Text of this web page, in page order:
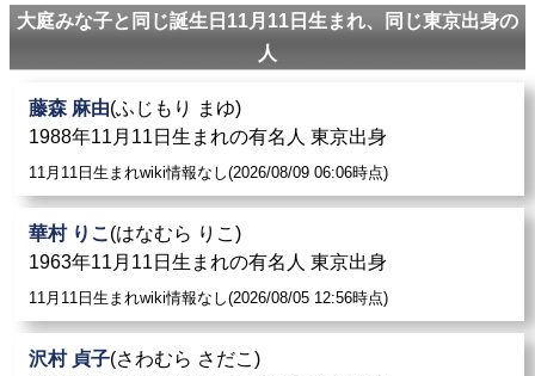
大庭みな子と同じ誕生日11月11日生まれ、同じ東京出身の
人
藤森 麻由(ふじもり まゆ)
1988年11月11日生まれの有名人 東京出身
11月11日生まれwiki情報なし(2026/08/09 06:06時点)
華村 りこ (はなむら りこ)
1963年11月11日生まれの有名人 東京出身
11月11日生まれwiki情報なし(2026/08/05 12:56時点)
沢村 貞子(さわむら さだこ)